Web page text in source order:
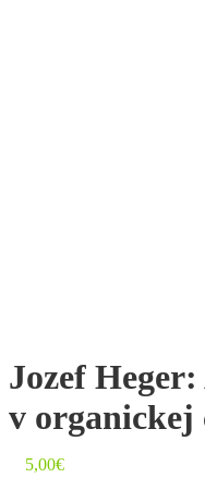
Jozef
v organickej
5,00€